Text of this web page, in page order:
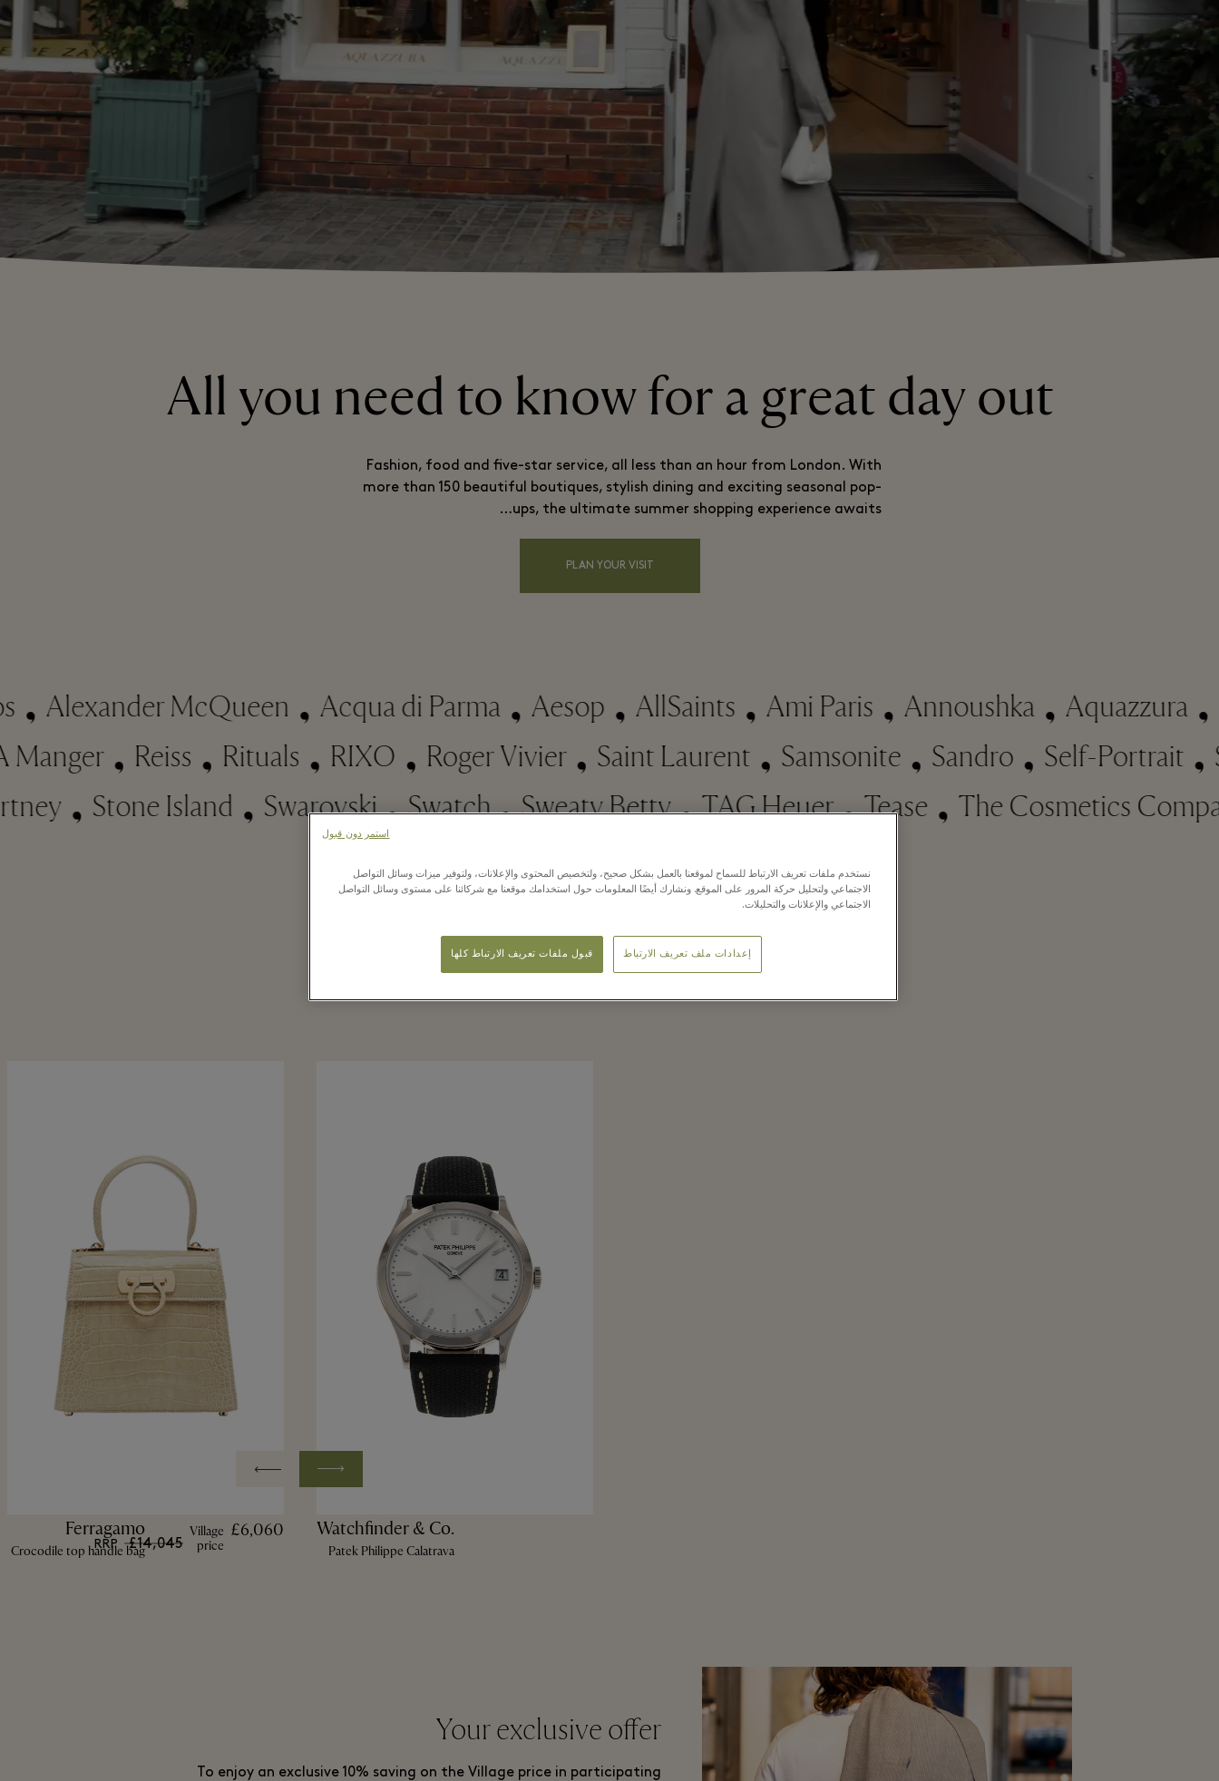
All you need to know for a great day out
Fashion, food and five-star service, all less than an hour from London. With
more than 150 beautiful boutiques, stylish dining and exciting seasonal pop-
ups, the ultimate summer shopping experience awaits…
PLAN YOUR VISIT
Alexander McQueen Acqua di Parma Aesop AllSaints Ami Paris Annoushka Aquazzura
A Manger
Reiss Rituals RIXO Roger Vivier Saint Laurent Samsonite Sandro
Self-
Stone Island Swarovski Swatch Sweaty Betty TAG Heuer Tease The Cosmetics
تصفحوا البوتيكات
Ferragamo
Crocodile top handle bag
Village
price
£6,060
RRP £14,045
Watchfinder & Co.
Patek Philippe Calatrava
Your exclusive offer
To enjoy an exclusive 10% saving on the Village price in participating
نستخدم ملفات تعريف الارتباط للسماح لموقعنا بالعمل بشكل صحيح، ولتخصيص المحتوى والإعلانات، ولتوفير ميزات وسائل التواصل
الاجتماعي ولتحليل حركة المرور على الموقع. ونشارك أيضًا المعلومات حول استخدامك موقعنا مع شركائنا على مستوى وسائل التواصل
الاجتماعي والإعلانات والتحليلات.
إعدادات ملف تعريف الارتباط قبول ملفات تعريف الارتباط كلها
استمر دون قبول